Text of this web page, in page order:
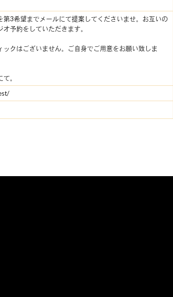
第3希望までメールにて提案してくださいませ。お互いの
予約をしていただきます。
ックはございません。ご自身でご用意をお願い致しま
。